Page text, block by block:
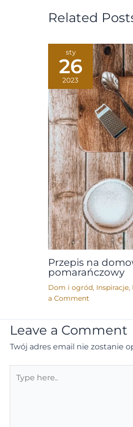
Related
sty
26
2023
Przepis na
pomarańczowy
Dom i ogród, Inspiracje,
a Comment
Leave a Comment
Twój adres email nie zostanie
here..